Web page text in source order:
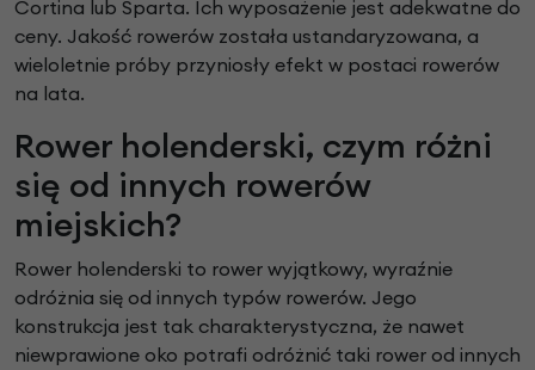
Cortina lub Sparta. Ich wyposażenie jest adekwatne do
ceny. Jakość rowerów została ustandaryzowana, a
wieloletnie próby przyniosły efekt w postaci rowerów
na lata.
Rower holenderski, czym różni
się od innych rowerów
miejskich?
Rower holenderski to rower wyjątkowy, wyraźnie
odróżnia się od innych typów rowerów. Jego
konstrukcja jest tak charakterystyczna, że nawet
niewprawione oko potrafi odróżnić taki rower od innych